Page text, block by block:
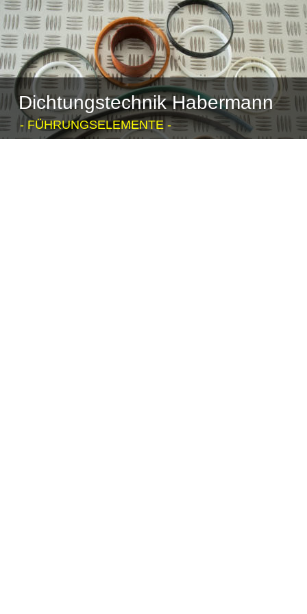
Dichtungstechnik Habermann
- FÜHRUNGSELEMENTE -